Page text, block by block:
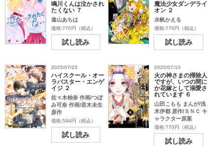
鳴川くんは泣かされ
たくない ７
遠山あちは
価格:770円（税込）
試し読み
魔法少女ダンデライ
オン ２
水帆かえる
価格:770円（税込）
試し読み
2025/07/25
ハイスクール・オー
ラバスター・エンゲ
イジ ２
佐々木柚奈 作画/つぼ
み可奈 作画/若木未生
原作
価格:594円（税込）
試し読み
2025/07/10
火の神さまの掃除人
ですが、いつの間に
か花嫁として溺愛さ
れています ６
山田こもも まんが/浅
木伊都 原作/ＳＮＣ キ
ャラクター原案
価格:770円（税込）
試し読み